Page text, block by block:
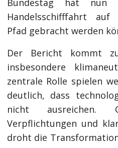
Bundestag hat nun
Handelsschifffahrt
Pfad gebracht werden
Der Bericht kommt
insbesondere
zentrale Rolle spielen
deutlich, dass
nicht ausreichen.
Verpflichtungen und
droht die